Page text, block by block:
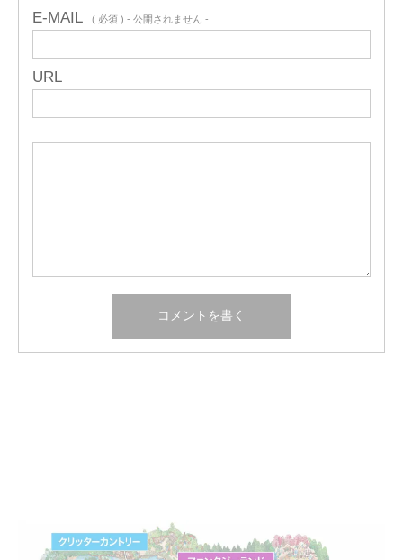
E-MAIL ( 必須 ) - 公開されません -
URL